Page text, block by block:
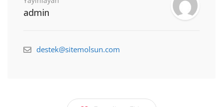
admin
destek@sitemolsun.com